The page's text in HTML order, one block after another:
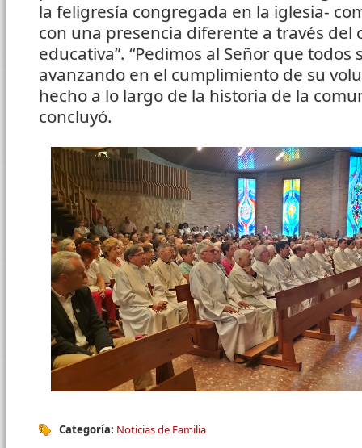
la feligresía congregada en la iglesia-
con una presencia diferente a través del
educativa”. “Pedimos al Señor que todos
avanzando en el cumplimiento de su
hecho a lo largo de la historia de la
concluyó.
Categoría: Noticias de Familia